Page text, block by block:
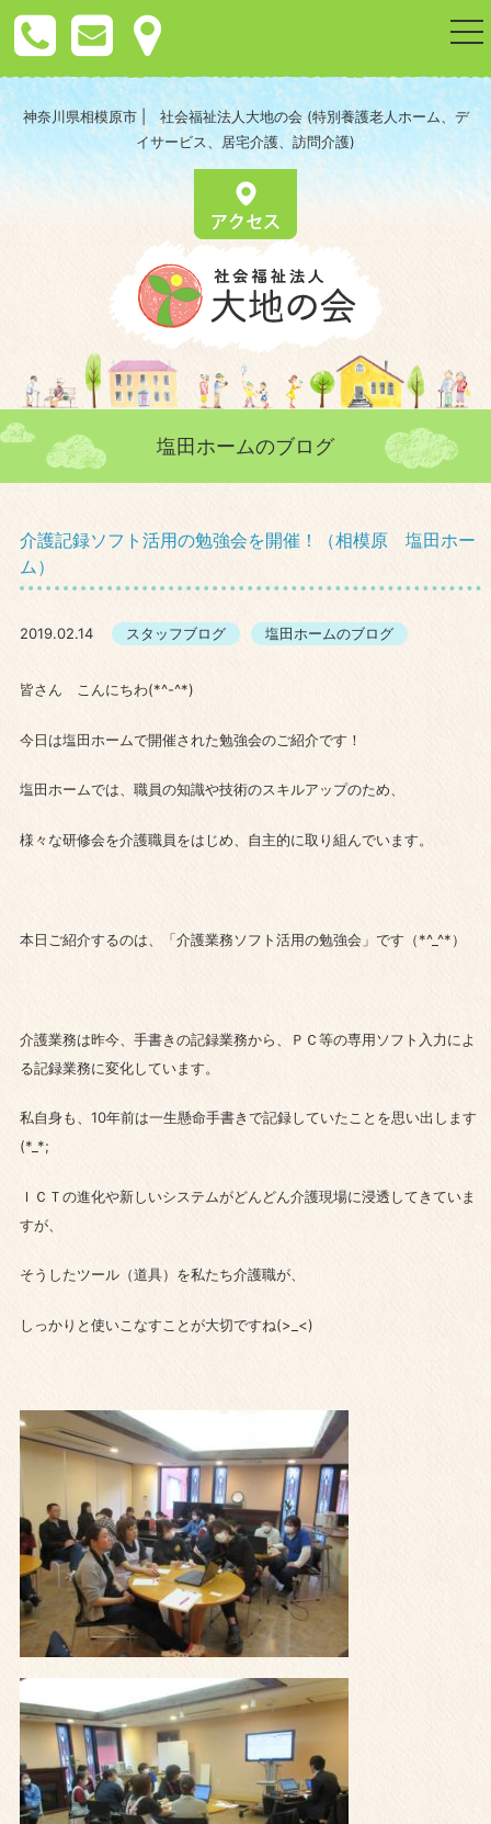
神奈川県相模原市 | 社会福祉法人大地の会 (特別養護老人ホーム、デ
イサービス、居宅介護、訪問介護)
塩田ホームのブログ
介護記録ソフト活用の勉強会を開催！（相模原 塩田ホー
ム）
2019.02.14 スタッフブログ 塩田ホームのブログ
皆さん こんにちわ(*^-^*)
今日は塩田ホームで開催された勉強会のご紹介です！
塩田ホームでは、職員の知識や技術のスキルアップのため、
様々な研修会を介護職員をはじめ、自主的に取り組んでいます。
本日ご紹介するのは、「介護業務ソフト活用の勉強会」です（*^_^*）
介護業務は昨今、手書きの記録業務から、ＰＣ等の専用ソフト入力によ
る記録業務に変化しています。
私自身も、10年前は一生懸命手書きで記録していたことを思い出します
(*_*;
ＩＣＴの進化や新しいシステムがどんどん介護現場に浸透してきていま
すが、
そうしたツール（道具）を私たち介護職が、
しっかりと使いこなすことが大切ですね(>_<)